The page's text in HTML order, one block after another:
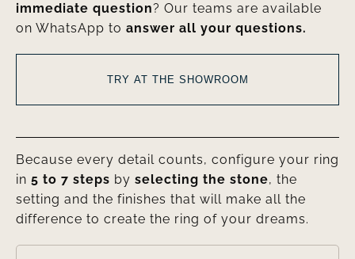
immediate question? Our teams are available
on WhatsApp to answer all your questions.
TRY AT THE SHOWROOM
Because every detail counts, configure your ring
in 5 to 7 steps by selecting the stone, the
setting and the finishes that will make all the
difference to create the ring of your dreams.